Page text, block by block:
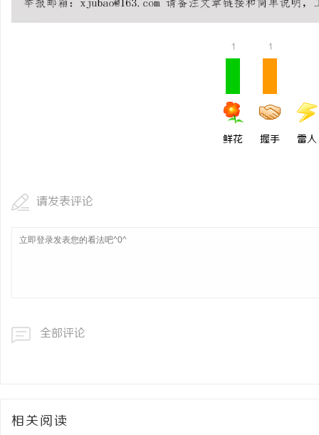
1
鲜花
1
握手 雷人
请发表评论
全部评论
相关阅读